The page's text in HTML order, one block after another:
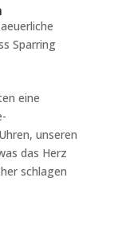
Sparring
eine
unseren
das Herz
schlagen